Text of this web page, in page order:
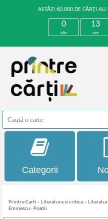
ASTĂZI 60.000 DE CĂRȚI
0
zile
13
ore
Categorii
Printre Carti » Literatura si critica »
Eminescu - Poezii